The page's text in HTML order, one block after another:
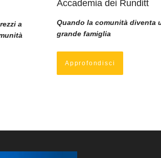
a
Accademia dei Runditt
Quando la comunità diventa
grande famiglia
Approfondisci